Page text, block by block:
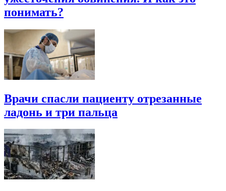
понимать?
Врачи спасли пациенту отрезанные
ладонь и три пальца